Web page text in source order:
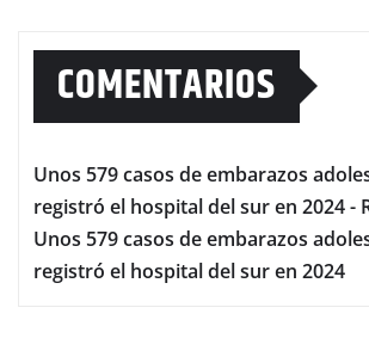
COMENTARIOS
Unos 579 casos de embarazos
registró el hospital del sur en 2024 -
Unos 579 casos de embarazos
registró el hospital del sur en 2024